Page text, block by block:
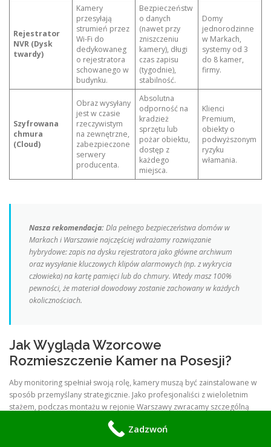
Rejestrator
NVR (Dysk
twardy)
Kamery
przesyłają
strumień przez
Wi-Fi do
dedykowaneg
o rejestratora
schowanego w
budynku.
Bezpieczeństw
o danych
(nawet przy
zniszczeniu
kamery), długi
czas zapisu
(tygodnie),
stabilność.
Domy
jednorodzinne
w Markach,
systemy od 3
do 8 kamer,
firmy.
Szyfrowana
chmura
(Cloud)
Obraz wysyłany
jest w czasie
rzeczywistym
na zewnętrzne,
zabezpieczone
serwery
producenta.
Absolutna
odporność na
kradzież
sprzętu lub
pożar obiektu,
dostęp z
każdego
miejsca.
Klienci
Premium,
obiekty o
podwyższonym
ryzyku
włamania.
Nasza rekomendacja:Dla pełnego bezpieczeństwa domów w
Markach i Warszawie najczęściej wdrażamy rozwiązanie
hybrydowe: zapis na dysku rejestratora jako główne archiwum
oraz wysyłanie kluczowych klipów alarmowych (np. z wykrycia
człowieka) na kartę pamięci lub do chmury. Wtedy masz 100%
pewności, że materiał dowodowy zostanie zachowany w każdych
okolicznościach.
Jak Wygląda Wzorcowe
Rozmieszczenie Kamer na Posesji?
Aby monitoring spełniał swoją rolę, kamery muszą być zainstalowane w
sposób przemyślany strategicznie. Jako profesjonaliści z wieloletnim
stażem, podczas montażu w rejonie Warszawy zwracamy szczególną
Zadzwoń